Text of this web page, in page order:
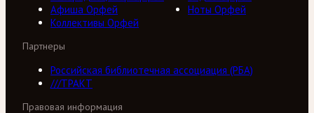
Афиша Орфей
Ноты Орфей
Коллективы Орфей
Партнеры
Российская библиотечная ассоциация (РБА)
///ТРАКТ
Правовая информация